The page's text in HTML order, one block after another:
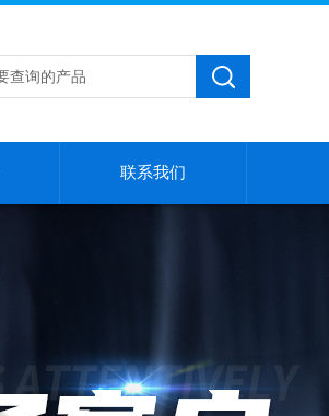
联系我们